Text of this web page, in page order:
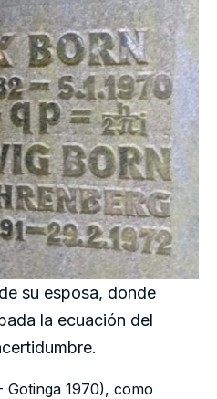
su esposa, donde
la ecuación del
Gotinga 1970), como